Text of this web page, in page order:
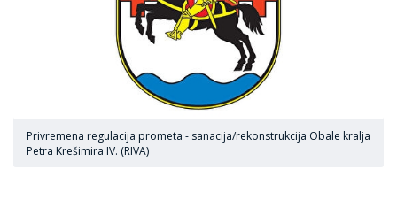
Privremena regulacija prometa - sanacija/rekonstrukcija Obale kralja
Petra Krešimira IV. (RIVA)